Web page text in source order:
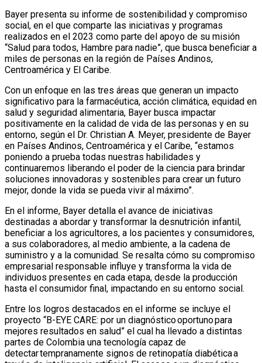
Bayer presenta su informe de sostenibilidad y compromiso
social, en el que comparte las iniciativas y programas
realizados en el 2023 como parte del apoyo de su misión
“Salud para todos, Hambre para nadie”, que busca beneficiar a
miles de personas en la región de Países Andinos,
Centroamérica y El Caribe.
Con un enfoque en las tres áreas que generan un impacto
significativo para la farmacéutica, acción climática, equidad en
salud y seguridad alimentaria, Bayer busca impactar
positivamente en la calidad de vida de las personas y en su
entorno, según el Dr. Christian A. Meyer, presidente de Bayer
en Países Andinos, Centroamérica y el Caribe, “estamos
poniendo a prueba todas nuestras habilidades y
continuaremos liberando el poder de la ciencia para brindar
soluciones innovadoras y sostenibles para crear un futuro
mejor, donde la vida se pueda vivir al máximo”.
En el informe, Bayer detalla el avance de iniciativas
destinadas a abordar y transformar la desnutrición infantil,
beneficiar a los agricultores, a los pacientes y consumidores,
a sus colaboradores, al medio ambiente, a la cadena de
suministro y a la comunidad. Se resalta cómo su compromiso
empresarial responsable influye y transforma la vida de
individuos presentes en cada etapa, desde la producción
hasta el consumidor final, impactando en su entorno social.
Entre los logros destacados en el informe se incluye el
proyecto “B-EYE CARE: por un diagnóstico oportuno para
mejores resultados en salud” el cual ha llevado a distintas
partes de Colombia una tecnología capaz de
detectar tempranamente signos de retinopatía diabética a